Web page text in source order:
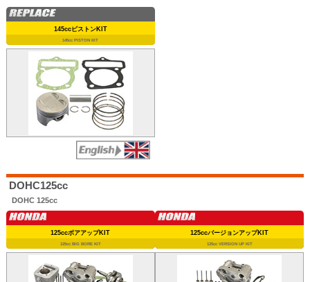
145ccピストンKIT
145cc PISTON KIT
DOHC125cc
DOHC 125cc
125ccボアアップKIT
125cc BIG BORE KIT
125ccバージョンアップKIT
125cc VERSION UP KIT